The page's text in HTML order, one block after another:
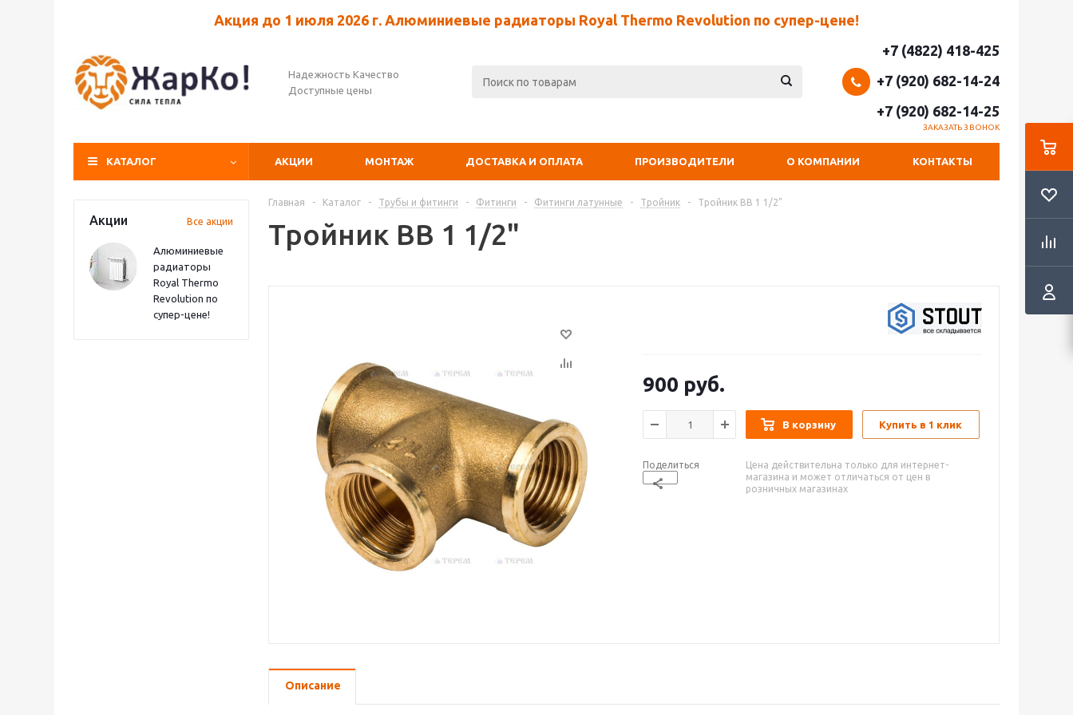
Акция до 1 июля 2026 г. Алюминиевые радиаторы Royal Thermo Revolution по супер-цене!
Надежность Качество
Доступные цены
+7 (4822) 418-425
+7 (920) 682-14-24
+7 (920) 682-14-25
ЗАКАЗАТЬ ЗВОНОК
КАТАЛОГ АКЦИИ МОНТАЖ ДОСТАВКА И ОПЛАТА ПРОИЗВОДИТЕЛИ О КОМПАНИИ КОНТАКТЫ
Акции Все акции
Алюминиевые
радиаторы
Royal Thermo
Revolution по
супер-цене!
Главная - Каталог - Трубы и фитинги - Фитинги - Фитинги латунные - Тройник - Тройник ВВ 1 1/2"
Тройник ВВ 1 1/2"
900 руб.
В корзину Купить в 1 клик
Поделиться
Цена действительна только для интернет-
магазина и может отличаться от цен в
розничных магазинах
Описание